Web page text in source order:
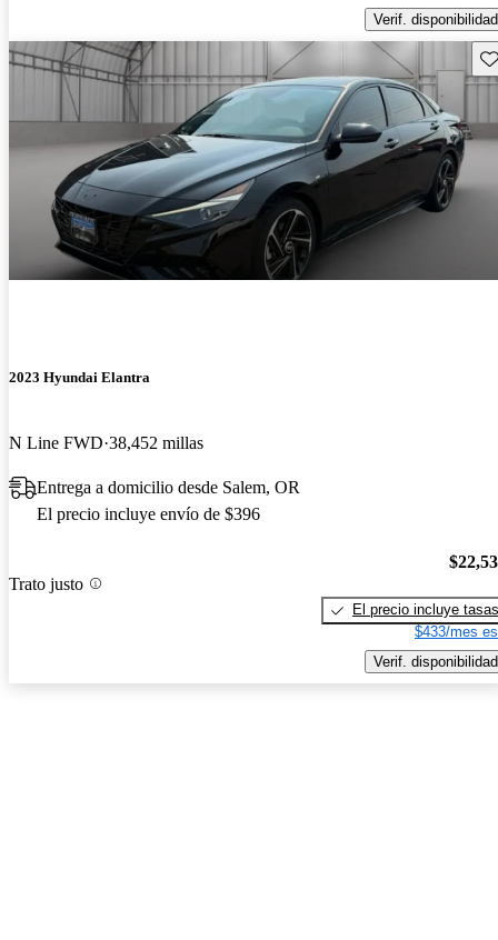
Verif. disponibilidad
2023 Hyundai Elantra
N Line FWD 38,452 millas
Entrega a domicilio desde Salem, OR
El precio incluye envío de $396
Trato justo
El precio incluye tasas
$433/mes
Verif. disponibilidad